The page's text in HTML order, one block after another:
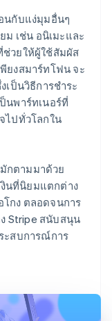
นกับแง่มุมอื่นๆ
เช่น อนิเมะและ
ที่ช่วยให้ผู้ใช้สัมผัส
ยงสมาร์ทโฟน จะ
ป็นวิธีการชำระ
นพาร์ทเนอร์ที่
ไปทั่วโลกใน
กตามมาด้วย
นที่นิยมแตกต่าง
กง ตลอดจนการ
Stripe สนับสนุน
ะสบการณ์การ